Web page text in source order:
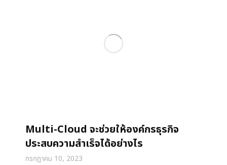
Multi-Cloud จะช่วยให้องค์กรธุรกิจ
ประสบความสำเร็จได้อย่างไร
กรกฎาคม 10, 2023